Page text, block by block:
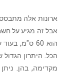
ארונות אלה
אבל זה מגיע על
הכל. היתרון
מקדימה, בהן.